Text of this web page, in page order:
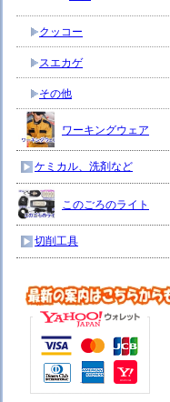
クッコー
スエカゲ
その他
ワーキングウェア
ケミカル、洗剤など
このごろのライト
切削工具